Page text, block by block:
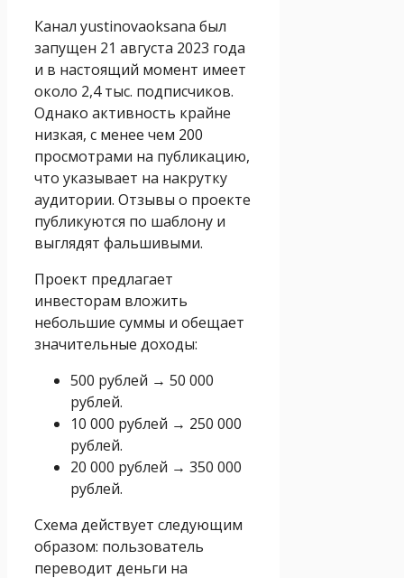
Канал yustinovaoksana был
запущен 21 августа 2023 года
и в настоящий момент имеет
около 2,4 тыс. подписчиков.
Однако активность крайне
низкая, с менее чем 200
просмотрами на публикацию,
что указывает на накрутку
аудитории. Отзывы о проекте
публикуются по шаблону и
выглядят фальшивыми.
Проект предлагает
инвесторам вложить
небольшие суммы и обещает
значительные доходы:
500 рублей → 50 000
рублей.
10 000 рублей → 250 000
рублей.
20 000 рублей → 350 000
рублей.
Схема действует следующим
образом: пользователь
переводит деньги на